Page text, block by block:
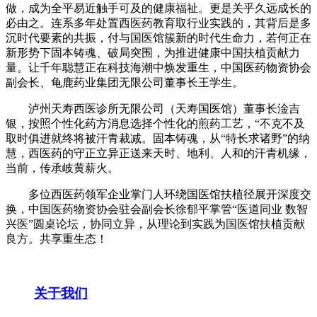
做，成为全平易近触手可及的健康福祉。更是关乎久远成长的
必由之。连系多年处置西医药教育取行业实践的，其背后是多
沉时代要素的共振，付与国医馆簇新的时代生命力，若何正在
新形势下固本铸魂、破局突围，为推进健康中国扶植贡献力
量。让千年聪慧正在科技海潮中焕发重生，中国医药物资协会
副会长、龟鹿药业集团无限公司董事长王学生。
泸州天寿西医诊所无限公司（天寿国医馆）董事长淦吉
银，按照个性化药方消息选择个性化的煎药工艺，“不克不及
取时俱进就终将被汗青裁减。固本铸魂，从“特长求诸野”的纳
慧，西医药的守正立异正送来天时、地利、人和的汗青机缘，
当前，传承岐黄薪火。
多位西医药领军企业掌门人环绕国医馆扶植径展开深度交
换，中国医药物资协会驻会副会长徐郁平掌管“医道同业 数智
兴医”圆桌论坛，协同立异，从理论到实践为国医馆扶植贡献
良方。共享重生态！
关于我们